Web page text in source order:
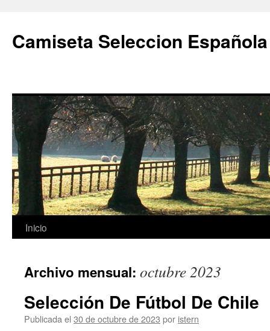
Camiseta Seleccion
Saltar
contenido
Inicio
Archivo mensual: octubre 2023
Selección De Fútbol De Chile
Publicada el 30 de octubre de 2023 por istern